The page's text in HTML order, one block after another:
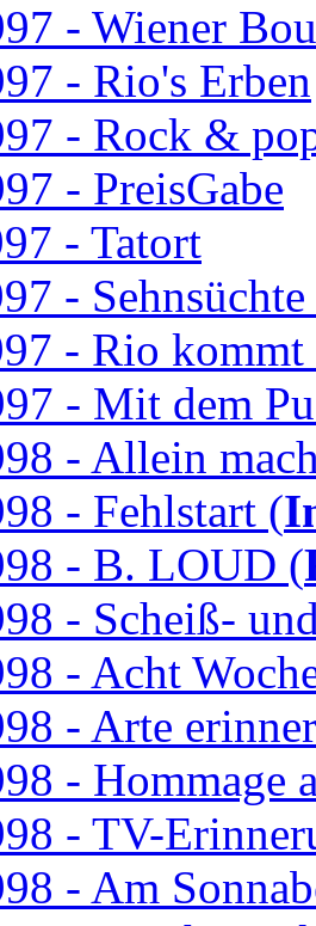
- Wiener
- Rio's Erben
- Rock &
- PreisGabe
- Tatort
-
- Rio kommt
- Mit dem
- Allein
- Fehlstart (
- B. LOUD (
- Scheiß-
- Acht
- Arte
- Hommage
- TV-
- Am